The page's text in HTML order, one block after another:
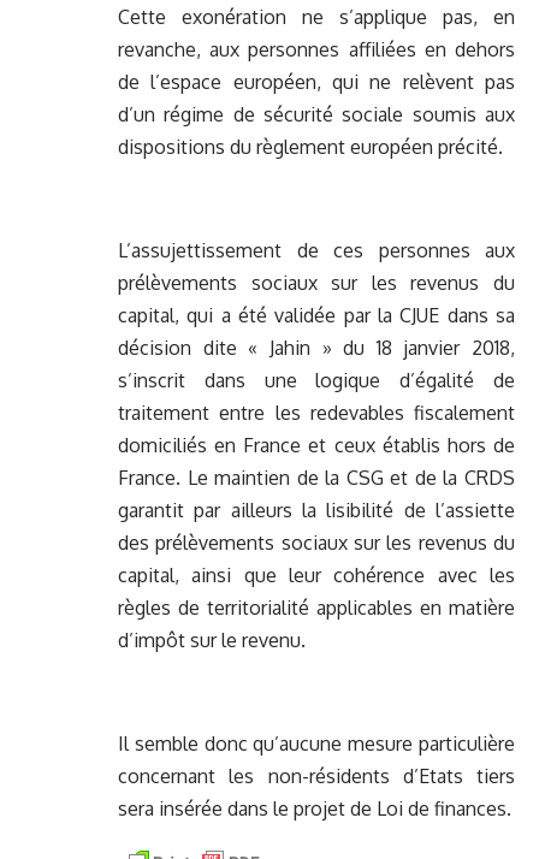
Cette exonération ne s’applique pas, en
revanche, aux personnes affiliées en dehors
de l’espace européen, qui ne relèvent pas
d’un régime de sécurité sociale soumis aux
dispositions du règlement européen précité.
L’assujettissement de ces personnes aux
prélèvements sociaux sur les revenus du
capital, qui a été validée par la CJUE dans sa
décision dite « Jahin » du 18 janvier 2018,
s’inscrit dans une logique d’égalité de
traitement entre les redevables fiscalement
domiciliés en France et ceux établis hors de
France. Le maintien de la CSG et de la CRDS
garantit par ailleurs la lisibilité de l’assiette
des prélèvements sociaux sur les revenus du
capital, ainsi que leur cohérence avec les
règles de territorialité applicables en matière
d’impôt sur le revenu.
Il semble donc qu’aucune mesure particulière
concernant les non-résidents d’Etats tiers
sera insérée dans le projet de Loi de finances.